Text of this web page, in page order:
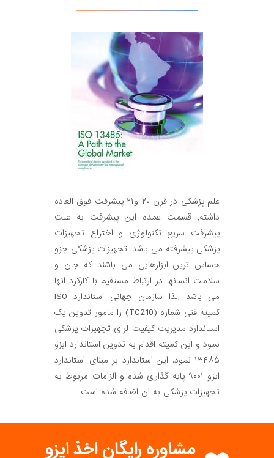
علم پزشکی در قرن ۲۰ و۲۱ پیشرفت فوق العاده
داشته, قسمت عمده این پیشرفت به علت
پیشرفت سریع تکنولوژی و اختراع تجهیزات
پزشکی پیشرفته می باشد. تجهیزات پزشکی جزو
حساس ترین ابزارهایی می باشند که جان و
سلامت انسانها در ارتباط مستقیم با کارکرد انها
می باشد ,لذا سازمان جهانی استاندارد ISO
کمیته فنی شماره (TC210) را مامور تدوین یک
استاندارد مدیریت کیفیت لرای تجهیزات پزشکی
نمود و این کمیته اقدام به تدوین استاندارد ایزو
۱۳۴۸۵ نمود. این استاندارد بر مبنای استاندارد
ایزو ۹۰۰۱ پایه گذاری شده و الزامات مربوط به
تجهیزات پزشکی به ان اضافه شده است.
مشاوره رایگان اخذ ایزو